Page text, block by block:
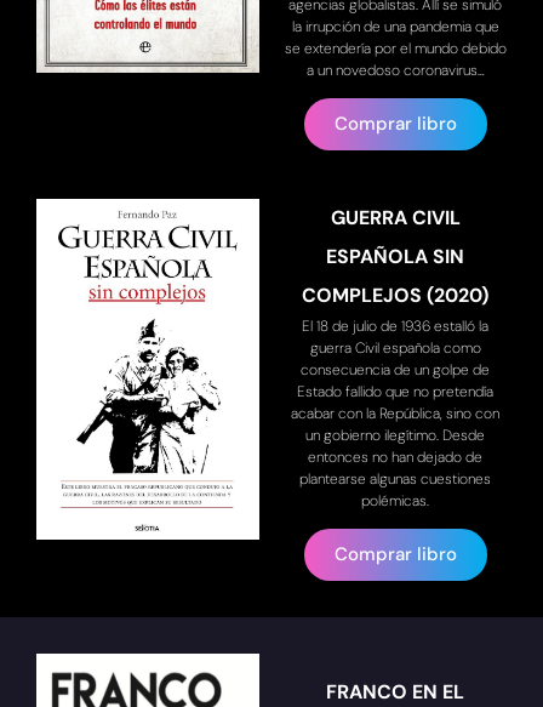
agencias globalistas. Allí se simuló
la irrupción de una pandemia que
se extendería por el mundo debido
a un novedoso coronavirus…
Comprar libro
GUERRA CIVIL
ESPAÑOLA SIN
COMPLEJOS (2020)
El 18 de julio de 1936 estalló la
guerra Civil española como
consecuencia de un golpe de
Estado fallido que no pretendía
acabar con la República, sino con
un gobierno ilegítimo. Desde
entonces no han dejado de
plantearse algunas cuestiones
polémicas.
Comprar libro
FRANCO EN EL